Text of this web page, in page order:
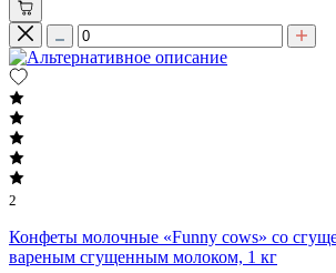
2
Конфеты молочные «Funny cows» со
вареным сгущенным молоком, 1 кг